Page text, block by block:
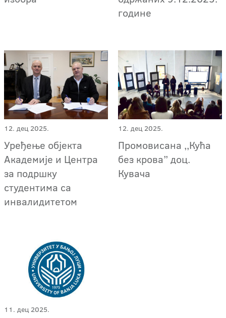
године
12. дец 2025.
Уређење објекта
Академије и Центра
за подршку
студентима са
инвалидитетом
12. дец 2025.
Промовисана ,,Кућа
без крова” доц.
Кувача
11. дец 2025.